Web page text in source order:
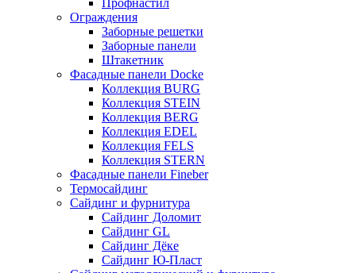
Профнастил
Ограждения
Заборные решетки
Заборные панели
Штакетник
Фасадные панели Docke
Коллекция BURG
Коллекция STEIN
Коллекция BERG
Коллекция EDEL
Коллекция FELS
Коллекция STERN
Фасадные панели Fineber
Термосайдинг
Сайдинг и фурнитура
Сайдинг Доломит
Сайдинг GL
Сайдинг Дёке
Сайдинг Ю-Пласт